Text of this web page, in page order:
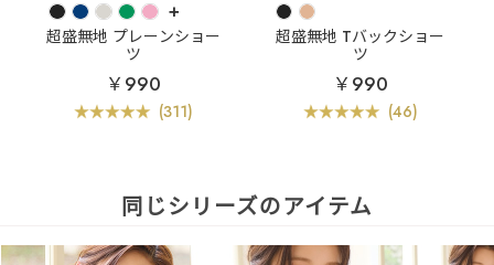
+
超盛無地 プレーンショー
ツ
￥990
(311)
超盛無地 Tバックショー
ツ
￥990
(46)
同じシリーズのアイテム